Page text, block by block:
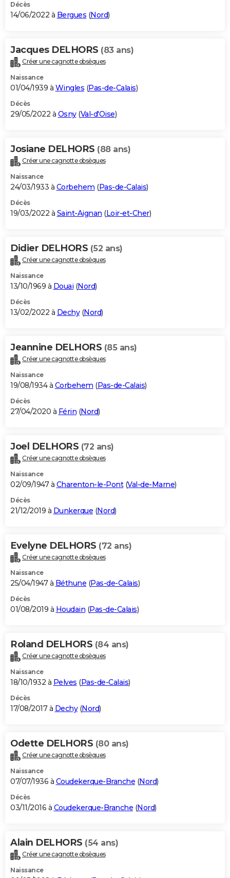
Décès
14/06/2022 à Bergues (Nord)
Jacques DELHORS (83 ans)
Créer une cagnotte obsèques
Naissance
01/04/1939 à Wingles (Pas-de-Calais)
Décès
29/05/2022 à Osny(Val-d'Oise)
Josiane DELHORS (88 ans)
Créer une cagnotte obsèques
Naissance
24/03/1933 à Corbehem (Pas-de-Calais)
Décès
19/03/2022 à Saint-Aignan (Loir-et-Cher)
Didier DELHORS (52 ans)
Créer une cagnotte obsèques
Naissance
13/10/1969 à Douai (Nord)
Décès
13/02/2022 à Dechy(Nord)
Jeannine DELHORS (85 ans)
Créer une cagnotte obsèques
Naissance
19/08/1934 à Corbehem (Pas-de-Calais)
Décès
27/04/2020 à Férin (Nord)
Joel DELHORS (72 ans)
Créer une cagnotte obsèques
Naissance
02/09/1947 à Charenton-le-Pont(Val-de-Marne)
Décès
21/12/2019 à Dunkerque (Nord)
Evelyne DELHORS (72 ans)
Créer une cagnotte obsèques
Naissance
25/04/1947 à Béthune (Pas-de-Calais)
Décès
01/08/2019 à Houdain (Pas-de-Calais)
Roland DELHORS (84 ans)
Créer une cagnotte obsèques
Naissance
18/10/1932 à Pelves (Pas-de-Calais)
Décès
17/08/2017 à Dechy(Nord)
Odette DELHORS (80 ans)
Créer une cagnotte obsèques
Naissance
07/07/1936 à Coudekerque-Branche (Nord)
Décès
03/11/2016 à Coudekerque-Branche (Nord)
Alain DELHORS (54 ans)
Créer une cagnotte obsèques
Naissance